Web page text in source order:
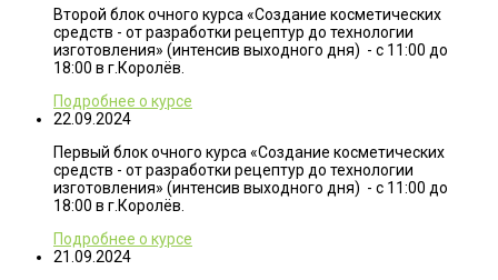
Второй блок очного курса «Создание косметических
средств - от разработки рецептур до технологии
изготовления» (интенсив выходного дня) - с 11:00 до
18:00 в г.Королёв.
Подробнее о курсе
22.09.2024
Первый блок очного курса «Создание косметических
средств - от разработки рецептур до технологии
изготовления» (интенсив выходного дня) - с 11:00 до
18:00 в г.Королёв.
Подробнее о курсе
21.09.2024